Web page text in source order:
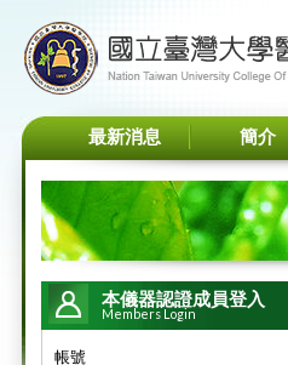
最新消息 簡介
本儀器認證成員登入
Members Login
帳號